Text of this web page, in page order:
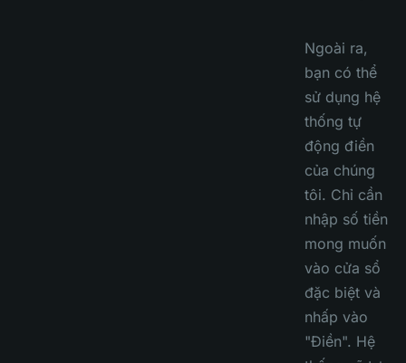
Ngoài ra,
bạn có thể
sử dụng hệ
thống tự
động điền
của chúng
tôi. Chỉ cần
nhập số tiền
mong muốn
vào cửa sổ
đặc biệt và
nhấp vào
"Điền". Hệ